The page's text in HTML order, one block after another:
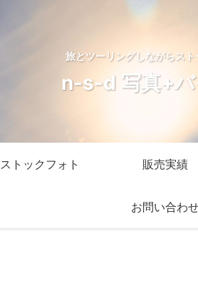
旅とツーリングしながらス
n-s-d 写真+
ストックフォト 販売実績
お問い合わ